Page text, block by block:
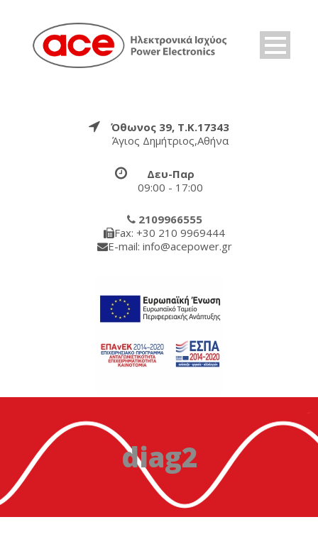
Όθωνος 39, Τ.Κ.17343
Άγιος Δημήτριος,Αθήνα
Δευ-Παρ
09:00 - 17:00
2109966555
Fax: +30 210 9969444
E-mail: info@acepower.gr
diag2